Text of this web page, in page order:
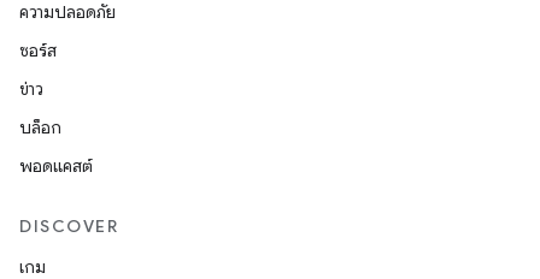
ความปลอดภัย
ซอร์ส
ข่าว
บล็อก
พอดแคสต์
DISCOVER
เกม